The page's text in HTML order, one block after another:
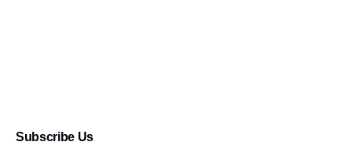
Subscribe Us